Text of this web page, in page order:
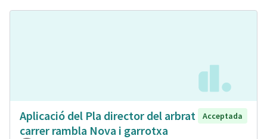
Aplicació del Pla director del arbrat
carrer rambla Nova i garrotxa
Acceptada